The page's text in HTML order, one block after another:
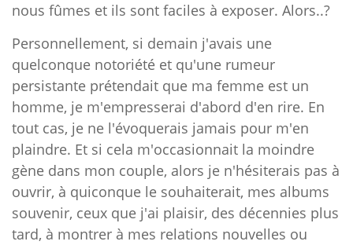
nous fûmes et ils sont faciles à exposer. Alors..?
Personnellement, si demain j'avais une
quelconque notoriété et qu'une rumeur
persistante prétendait que ma femme est un
homme, je m'empresserai d'abord d'en rire. En
tout cas, je ne l'évoquerais jamais pour m'en
plaindre. Et si cela m'occasionnait la moindre
gène dans mon couple, alors je n'hésiterais pas à
ouvrir, à quiconque le souhaiterait, mes albums
souvenir, ceux que j'ai plaisir, des décennies plus
tard, à montrer à mes relations nouvelles ou